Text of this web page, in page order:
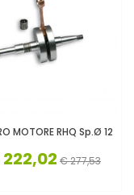
MOTORE RHQ Sp.Ø 12
€ 277,53